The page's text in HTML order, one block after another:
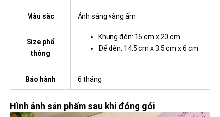
Màu sắc Ánh sáng vàng ấm
Size phổ
thông
Khung đèn: 15 cm x 20 cm
Đế đèn: 14.5 cm x 3.5 cm x 6 cm
Bảo hành 6 tháng
Hình ảnh sản phẩm sau khi đóng gói